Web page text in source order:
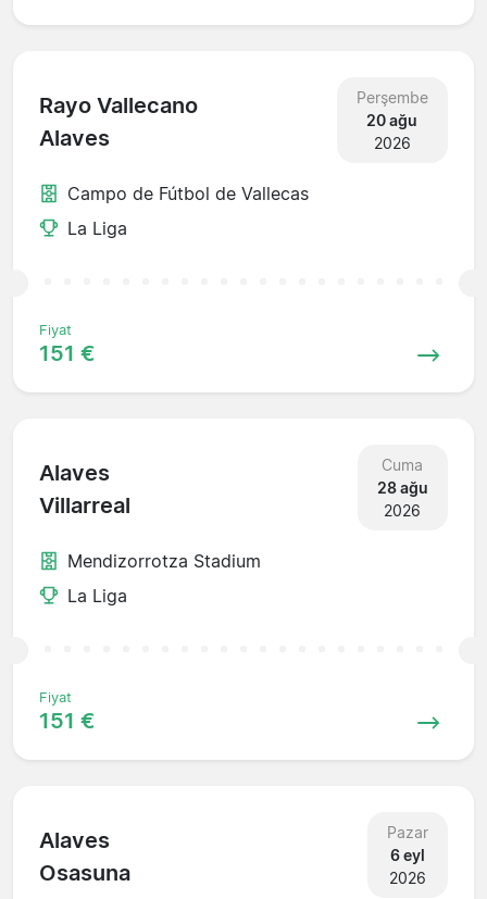
Rayo Vallecano
Alaves
Perşembe
20 ağu
2026
Campo de Fútbol de Vallecas
La Liga
Fiyat
151 €
Alaves
Villarreal
Cuma
28 ağu
2026
Mendizorrotza Stadium
La Liga
Fiyat
151 €
Alaves
Osasuna
Pazar
6 eyl
2026